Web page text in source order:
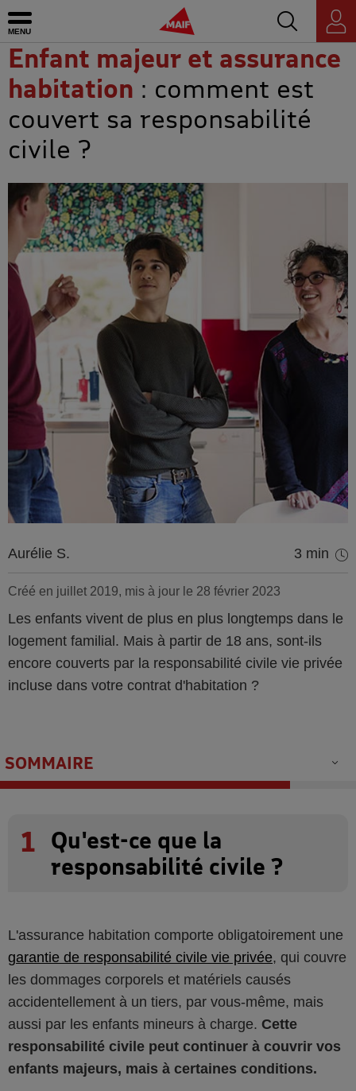
Ouvrir le menu MAIF - Allez à l'accueil de maif.fr
Accédez au
Espace
personnel
Enfant majeur et assurance
habitation : comment est
couvert sa responsabilité
civile ?
Aurélie S. 3 min
Créé en juillet 2019, mis à jour le 28 février 2023
Les enfants vivent de plus en plus longtemps dans le
logement familial. Mais à partir de 18 ans, sont-ils
encore couverts par la responsabilité civile vie privée
incluse dans votre contrat d'habitation ?
SOMMAIRE
1
Qu'est-ce que la
responsabilité civile ?
L'assurance habitation comporte obligatoirement une
garantie de responsabilité civile vie privée, qui couvre
les dommages corporels et matériels causés
accidentellement à un tiers, par vous-même, mais
aussi par les enfants mineurs à charge. Cette
responsabilité civile peut continuer à couvrir vos
enfants majeurs, mais à certaines conditions.